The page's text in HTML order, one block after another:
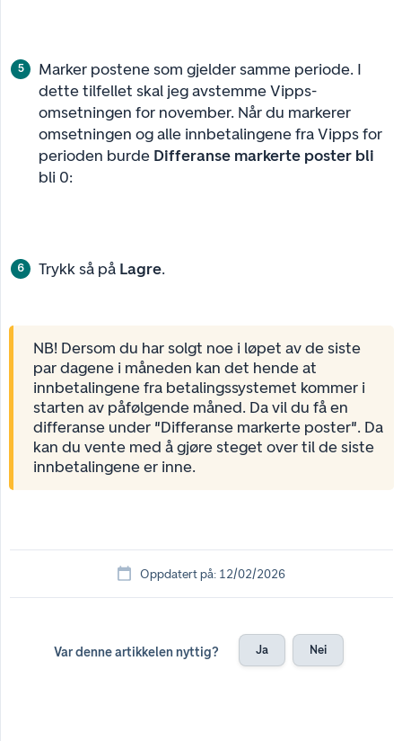
Marker postene som gjelder samme periode. I
dette tilfellet skal jeg avstemme Vipps-
omsetningen for november. Når du markerer
omsetningen og alle innbetalingene fra Vipps for
perioden burde Differanse markerte poster bli
bli 0:
Trykk så på Lagre.
NB! Dersom du har solgt noe i løpet av de siste
par dagene i måneden kan det hende at
innbetalingene fra betalingssystemet kommer i
starten av påfølgende måned. Da vil du få en
differanse under "Differanse markerte poster". Da
kan du vente med å gjøre steget over til de siste
innbetalingene er inne.
Oppdatert på: 12/02/2026
Var denne artikkelen nyttig? Ja Nei